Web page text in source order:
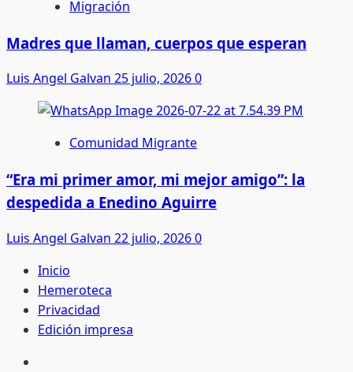
Migración
Madres que llaman, cuerpos que esperan
Luis Angel Galvan 25 julio, 20260
Comunidad Migrante
“Era mi primer amor, mi mejor amigo”: la
despedida a Enedino Aguirre
Luis Angel Galvan 22 julio, 20260
Inicio
Hemeroteca
Privacidad
Edición impresa